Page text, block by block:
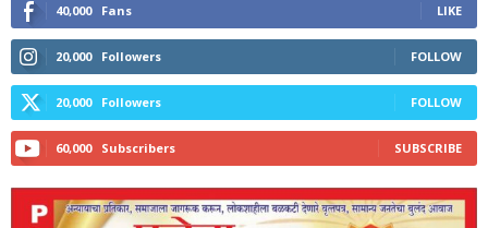
40,000 Fans LIKE
20,000 Followers FOLLOW
20,000 Followers FOLLOW
60,000 Subscribers SUBSCRIBE